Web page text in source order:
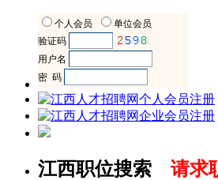
江西职位搜索 请求